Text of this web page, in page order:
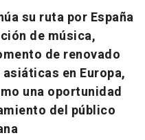
su ruta por España
de música,
de renovado
en Europa,
una oportunidad
del público